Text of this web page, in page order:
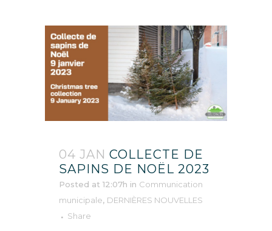
04 JAN COLLECTE DE
SAPINS DE NOËL 2023
Posted at 12:07h in Communication
municipale, DERNIÈRES NOUVELLES
Share